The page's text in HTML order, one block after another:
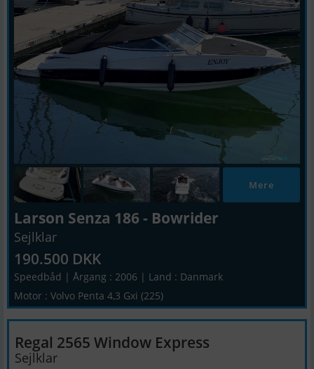
Mere
Larson Senza 186 - Bowrider
Sejlklar
190.500 DKK
Speedbåd | Årgang : 2006 | Land : Danmark
Motor : Volvo Penta 4,3 Gxi (225)
Regal 2565 Window Express
Sejlklar